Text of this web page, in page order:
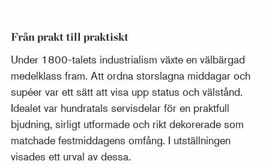
Från prakt till praktiskt
Under 1800-talets industrialism växte en välbärgad
medelklass fram. Att ordna storslagna middagar och
supéer var ett sätt att visa upp status och välstånd.
Idealet var hundratals servisdelar för en praktfull
bjudning, sirligt utformade och rikt dekorerade som
matchade festmiddagens omfång. I utställningen
visades ett urval av dessa.